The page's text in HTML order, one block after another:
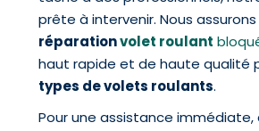
prête à intervenir. Nous assurons
réparationvolet roulant
haut rapide et de haute qualité
types de volets roulants.
Pour une assistance